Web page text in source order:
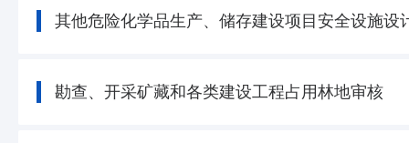
其他危险化学品生产、储存建设项目安全设施设
勘查、开采矿藏和各类建设工程占用林地审核